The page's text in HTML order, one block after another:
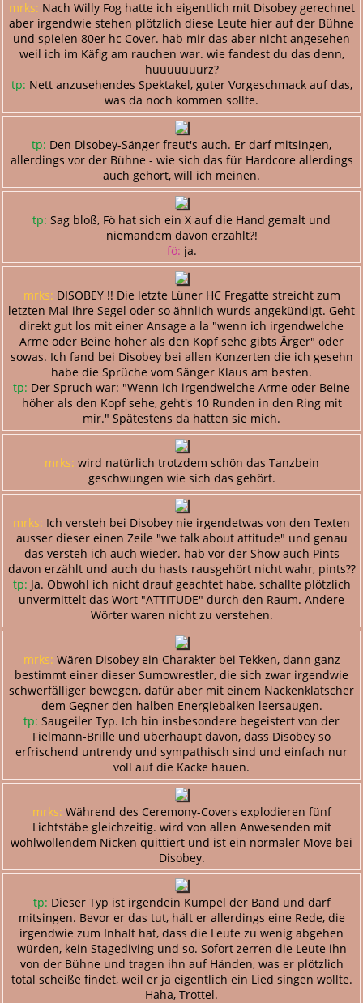
mrks: Nach Willy Fog hatte ich eigentlich mit Disobey gerechnet
aber irgendwie stehen plötzlich diese Leute hier auf der Bühne
und spielen 80er hc Cover. hab mir das aber nicht angesehen
weil ich im Käfig am rauchen war. wie fandest du das denn,
huuuuuuurz?
tp: Nett anzusehendes Spektakel, guter Vorgeschmack auf das,
was da noch kommen sollte.
tp: Den Disobey-Sänger freut's auch. Er darf mitsingen,
allerdings vor der Bühne - wie sich das für Hardcore allerdings
auch gehört, will ich meinen.
tp: Sag bloß, Fö hat sich ein X auf die Hand gemalt und
niemandem davon erzählt?!
fö: ja.
mrks: DISOBEY !! Die letzte Lüner HC Fregatte streicht zum
letzten Mal ihre Segel oder so ähnlich wurds angekündigt. Geht
direkt gut los mit einer Ansage a la "wenn ich irgendwelche
Arme oder Beine höher als den Kopf sehe gibts Ärger" oder
sowas. Ich fand bei Disobey bei allen Konzerten die ich gesehn
habe die Sprüche vom Sänger Klaus am besten.
tp: Der Spruch war: "Wenn ich irgendwelche Arme oder Beine
höher als den Kopf sehe, geht's 10 Runden in den Ring mit
mir." Spätestens da hatten sie mich.
mrks: wird natürlich trotzdem schön das Tanzbein
geschwungen wie sich das gehört.
mrks: Ich versteh bei Disobey nie irgendetwas von den Texten
ausser dieser einen Zeile "we talk about attitude" und genau
das versteh ich auch wieder. hab vor der Show auch Pints
davon erzählt und auch du hasts rausgehört nicht wahr, pints??
tp: Ja. Obwohl ich nicht drauf geachtet habe, schallte plötzlich
unvermittelt das Wort "ATTITUDE" durch den Raum. Andere
Wörter waren nicht zu verstehen.
mrks: Wären Disobey ein Charakter bei Tekken, dann ganz
bestimmt einer dieser Sumowrestler, die sich zwar irgendwie
schwerfälliger bewegen, dafür aber mit einem Nackenklatscher
dem Gegner den halben Energiebalken leersaugen.
tp: Saugeiler Typ. Ich bin insbesondere begeistert von der
Fielmann-Brille und überhaupt davon, dass Disobey so
erfrischend untrendy und sympathisch sind und einfach nur
voll auf die Kacke hauen.
mrks: Während des Ceremony-Covers explodieren fünf
Lichtstäbe gleichzeitig. wird von allen Anwesenden mit
wohlwollendem Nicken quittiert und ist ein normaler Move bei
Disobey.
tp: Dieser Typ ist irgendein Kumpel der Band und darf
mitsingen. Bevor er das tut, hält er allerdings eine Rede, die
irgendwie zum Inhalt hat, dass die Leute zu wenig abgehen
würden, kein Stagediving und so. Sofort zerren die Leute ihn
von der Bühne und tragen ihn auf Händen, was er plötzlich
total scheiße findet, weil er ja eigentlich ein Lied singen wollte.
Haha, Trottel.